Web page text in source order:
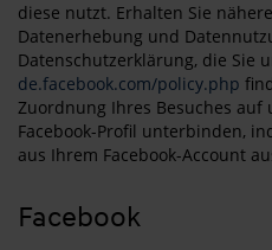
diese nutzt. Erhalten Sie
Datenerhebung und
Datenschutzerklärung, die Sie
de.facebook.com/policy.php
Zuordnung Ihres Besuches auf
Facebook-Profil unterbinden,
aus Ihrem Facebook-Account
Facebook